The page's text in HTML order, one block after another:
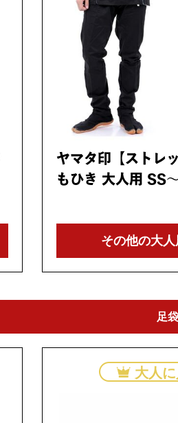
ヤマタ印【ストレ
もひき 大人用 SS
その他の大人
足
大人